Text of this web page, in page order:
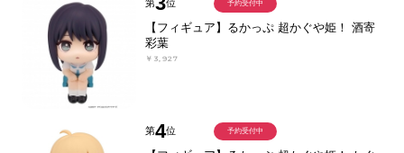
第 位
【フィギュア】るかっぷ 超かぐや姫！ 酒寄
彩葉
￥3,927
予約受付中
第4位 予約受付中